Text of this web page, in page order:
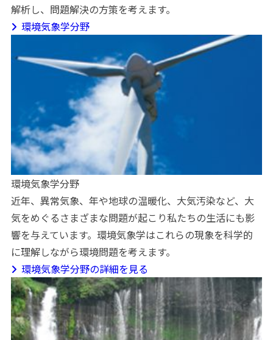
解析し、問題解決の方策を考えます。
環境気象学分野
環境気象学分野
近年、異常気象、年や地球の温暖化、大気汚染など、大
気をめぐるさまざまな問題が起こり私たちの生活にも影
響を与えています。環境気象学はこれらの現象を科学的
に理解しながら環境問題を考えます。
環境気象学分野の詳細を見る